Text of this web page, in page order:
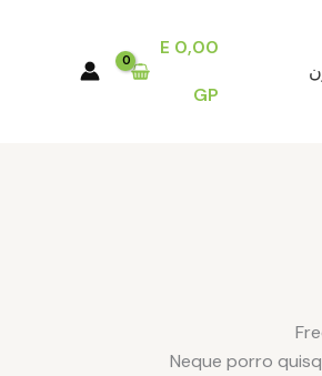
0,00
E
GP
Neque porro